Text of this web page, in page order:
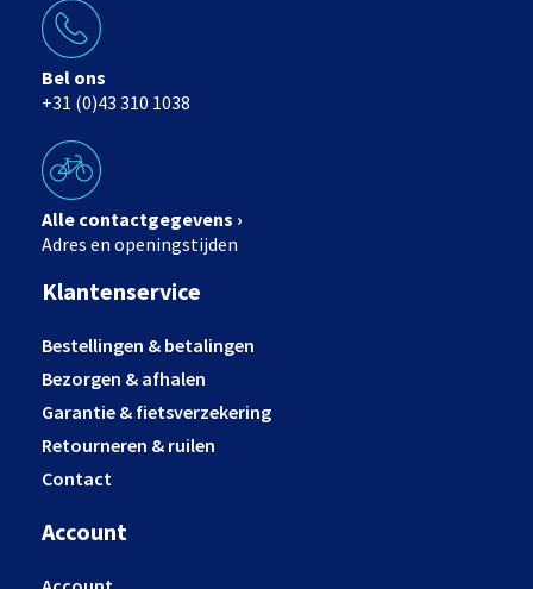
Bel ons
+31 (0)43 310 1038
Alle contactgegevens ›
Adres en openingstijden
Klantenservice
Bestellingen & betalingen
Bezorgen & afhalen
Garantie & fietsverzekering
Retourneren & ruilen
Contact
Account